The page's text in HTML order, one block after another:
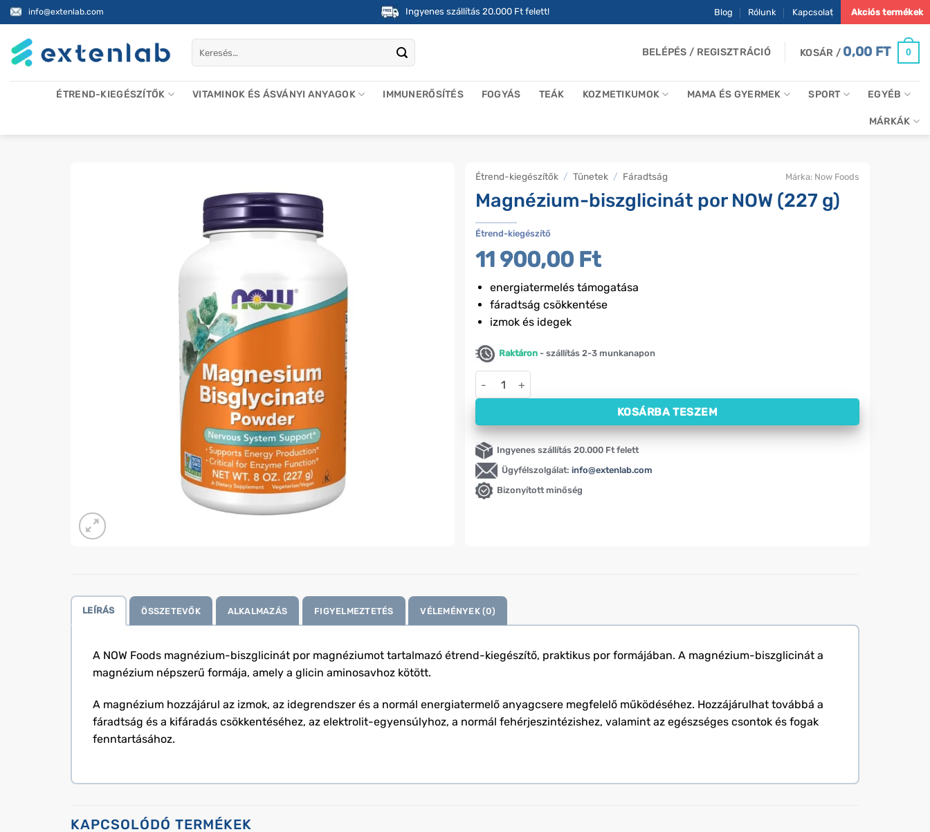
Skip
to
content
info@extenlab.com Ingyenes szállítás 20.000 Ft felett! Blog Rólunk Kapcsolat Akciós termékek
BELÉPÉS / REGISZTRÁCIÓ KOSÁR / 0,00 FT 0
ÉTREND-KIEGÉSZÍTŐK VITAMINOK ÉS ÁSVÁNYI ANYAGOK IMMUNERŐSÍTÉS FOGYÁS TEÁK KOZMETIKUMOK MAMA ÉS GYERMEK SPORT EGYÉB
MÁRKÁK
Étrend-kiegészítők / Tünetek / Fáradtság
Magnézium-biszglicinát por NOW (227 g)
Étrend-kiegészítő
11 900,00 Ft
energiatermelés támogatása
fáradtság csökkentése
izmok és idegek
Raktáron - szállítás 2-3 munkanapon
Magnézium-biszglicinát por NOW (227 g) mennyiség
KOSÁRBA TESZEM
Ingyenes szállítás 20.000 Ft felett
Ügyfélszolgálat: info@extenlab.com
Bizonyított minőség
Márka: Now Foods
LEÍRÁS ÖSSZETEVŐK ALKALMAZÁS FIGYELMEZTETÉS VÉLEMÉNYEK (0)
A NOW Foods magnézium-biszglicinát por magnéziumot tartalmazó étrend-kiegészítő, praktikus por formájában. A magnézium-biszglicinát a
magnézium népszerű formája, amely a glicin aminosavhoz kötött.
A magnézium hozzájárul az izmok, az idegrendszer és a normál energiatermelő anyagcsere megfelelő működéséhez. Hozzájárulhat továbbá a
fáradtság és a kifáradás csökkentéséhez, az elektrolit-egyensúlyhoz, a normál fehérjeszintézishez, valamint az egészséges csontok és fogak
fenntartásához.
KAPCSOLÓDÓ TERMÉKEK